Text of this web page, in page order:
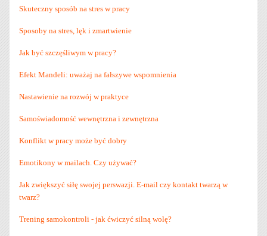
Skuteczny sposób na stres w pracy
Sposoby na stres, lęk i zmartwienie
Jak być szczęśliwym w pracy?
Efekt Mandeli: uważaj na fałszywe wspomnienia
Nastawienie na rozwój w praktyce
Samoświadomość wewnętrzna i zewnętrzna
Konflikt w pracy może być dobry
Emotikony w mailach. Czy używać?
Jak zwiększyć siłę swojej perswazji. E-mail czy kontakt twarzą w
twarz?
Trening samokontroli - jak ćwiczyć silną wolę?